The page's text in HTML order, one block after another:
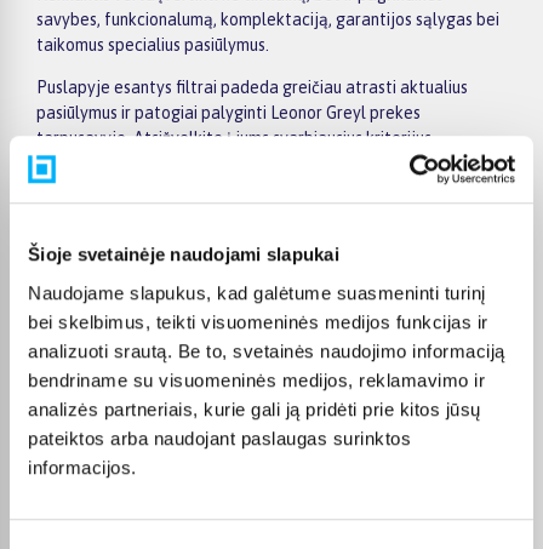
Šioje svetainėje naudojami slapukai
Naudojame slapukus, kad galėtume suasmeninti turinį
bei skelbimus, teikti visuomeninės medijos funkcijas ir
analizuoti srautą. Be to, svetainės naudojimo informaciją
bendriname su visuomeninės medijos, reklamavimo ir
analizės partneriais, kurie gali ją pridėti prie kitos jūsų
pateiktos arba naudojant paslaugas surinktos
informacijos.
savybes, funkcionalumą, komplektaciją, garantijos sąlygas bei
taikomus specialius pasiūlymus.
Puslapyje esantys filtrai padeda greičiau atrasti aktualius
pasiūlymus ir patogiai palyginti Leonor Greyl prekes
tarpusavyje. Atsižvelkite į jums svarbiausius kriterijus,
pristatymo informaciją ir prekės aprašymą, kad galėtumėte
priimti patogų ir apgalvotą sprendimą.
tinkamiausią variantą internetu.
Pirkėjų atsiliepimai apie prekes
Laura J.